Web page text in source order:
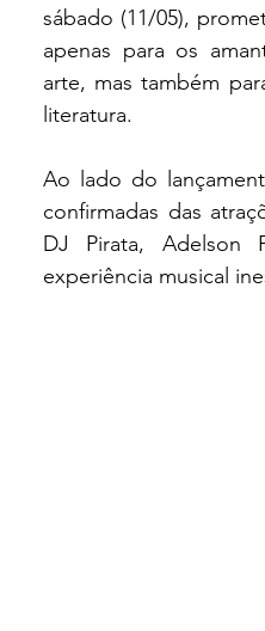
sábado (11/05),
apenas para os
arte, mas também
literatura.
Ao lado do
confirmadas das
DJ Pirata, Adelson
experiência musical